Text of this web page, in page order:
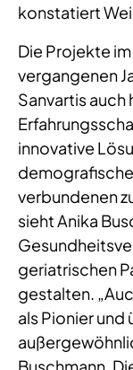
konstatiert
Die Projekte
vergangenen
Sanvartis auch
innovative
verbundenen
sieht Anika
geriatrischen
gestalten.
als Pionier und
Buschmann.